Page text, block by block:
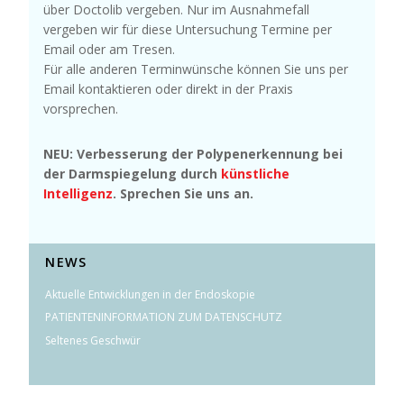
über Doctolib vergeben. Nur im Ausnahmefall
vergeben wir für diese Untersuchung Termine per
Email oder am Tresen.
Für alle anderen Terminwünsche können Sie uns per
Email kontaktieren oder direkt in der Praxis
vorsprechen.
NEU: Verbesserung der Polypenerkennung bei
der Darmspiegelung durch künstliche
Intelligenz. Sprechen Sie uns an.
NEWS
Aktuelle Entwicklungen in der Endoskopie
PATIENTENINFORMATION ZUM DATENSCHUTZ
Seltenes Geschwür